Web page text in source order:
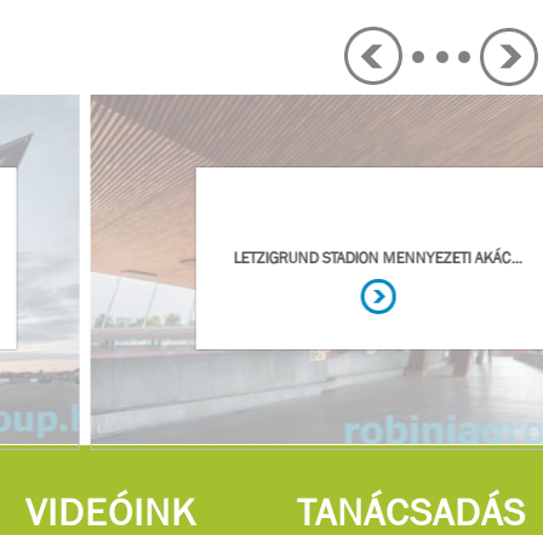
VIDEÓINK TANÁCSADÁS